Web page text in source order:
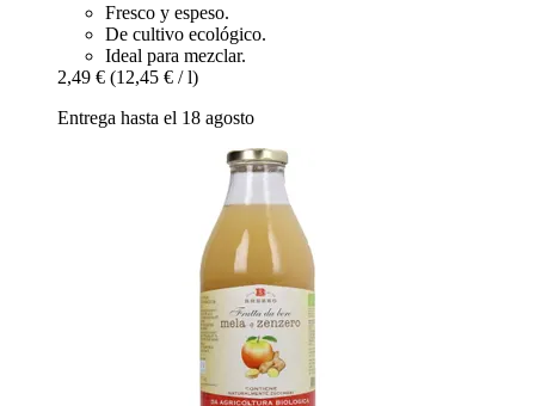
Fresco y espeso.
De cultivo ecológico.
Ideal para mezclar.
2,49 € (12,45 € / l)
Entrega hasta el 18 agosto